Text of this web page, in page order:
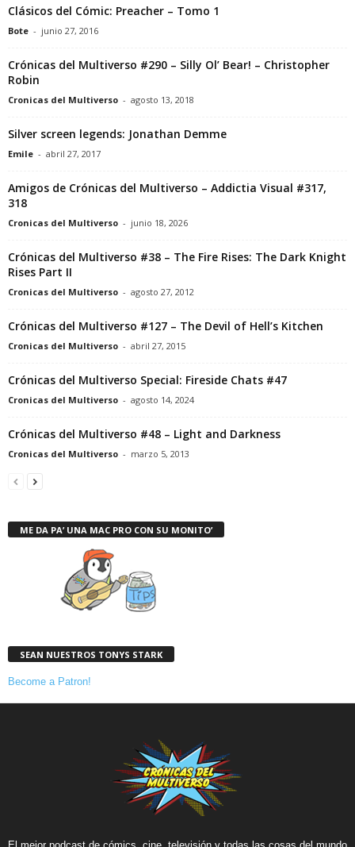
Clásicos del Cómic: Preacher – Tomo 1
Bote - junio 27, 2016
Crónicas del Multiverso #290 – Silly Ol’ Bear! – Christopher
Robin
Cronicas del Multiverso - agosto 13, 2018
Silver screen legends: Jonathan Demme
Emile - abril 27, 2017
Amigos de Crónicas del Multiverso – Addictia Visual #317,
318
Cronicas del Multiverso - junio 18, 2026
Crónicas del Multiverso #38 – The Fire Rises: The Dark Knight
Rises Part II
Cronicas del Multiverso - agosto 27, 2012
Crónicas del Multiverso #127 – The Devil of Hell’s Kitchen
Cronicas del Multiverso - abril 27, 2015
Crónicas del Multiverso Special: Fireside Chats #47
Cronicas del Multiverso - agosto 14, 2024
Crónicas del Multiverso #48 – Light and Darkness
Cronicas del Multiverso - marzo 5, 2013
ME DA PA’ UNA MAC PRO CON SU MONITO’
SEAN NUESTROS TONYS STARK
Become a Patron!